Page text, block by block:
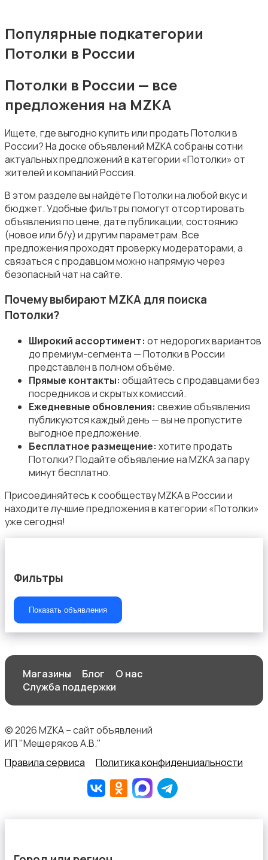
Сантехника и водоснабжение
Стройматериалы
Электрика
Другое
Сыпучие материалы
Популярные подкатегории
Потолки в России
Потолки в России — все
предложения на MZKA
Ищете, где выгодно купить или продать Потолки в
России? На доске объявлений MZKA собраны сотни
актуальных предложений в категории «Потолки» от
жителей и компаний Россия.
В этом разделе вы найдёте Потолки на любой вкус и
бюджет. Удобные фильтры помогут отсортировать
объявления по цене, дате публикации, состоянию
(новое или б/у) и другим параметрам. Все
предложения проходят проверку модераторами, а
связаться с продавцом можно напрямую через
безопасный чат на сайте.
Почему выбирают MZKA для поиска
Потолки?
Широкий ассортимент: от недорогих вариантов
до премиум-сегмента — Потолки в России
представлен в полном объёме.
Прямые контакты: общайтесь с продавцами без
посредников и скрытых комиссий.
Ежедневные обновления: свежие объявления
публикуются каждый день — вы не пропустите
выгодное предложение.
Бесплатное размещение: хотите продать
Потолки? Подайте объявление на MZKA за пару
минут бесплатно.
Присоединяйтесь к сообществу MZKA в России и
находите лучшие предложения в категории «Потолки»
уже сегодня!
Фильтры
Показать объявления
Магазины Блог
О нас
Служба поддержки
© 2026 MZKA – сайт объявлений
ИП "Мещеряков А.В."
Правила сервиса
Политика конфиденциальности